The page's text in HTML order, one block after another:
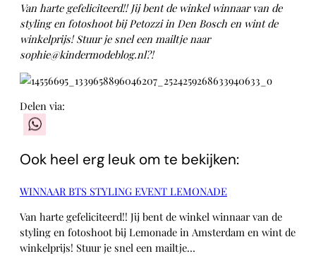
Van harte gefeliciteerd!! Jij bent de winkel winnaar van de
styling en fotoshoot bij Petozzi in Den Bosch en wint de
winkelprijs! Stuur je snel een mailtje naar
sophie@kindermodeblog.nl?!
Delen via:
Ook heel erg leuk om te bekijken:
WINNAAR BTS STYLING EVENT LEMONADE
Van harte gefeliciteerd!! Jij bent de winkel winnaar van de
styling en fotoshoot bij Lemonade in Amsterdam en wint de
winkelprijs! Stuur je snel een mailtje…